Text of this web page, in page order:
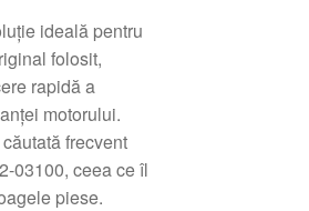
ideală pentru
folosit,
rapidă a
motorului.
frecvent
03100, ceea ce îl
piese.